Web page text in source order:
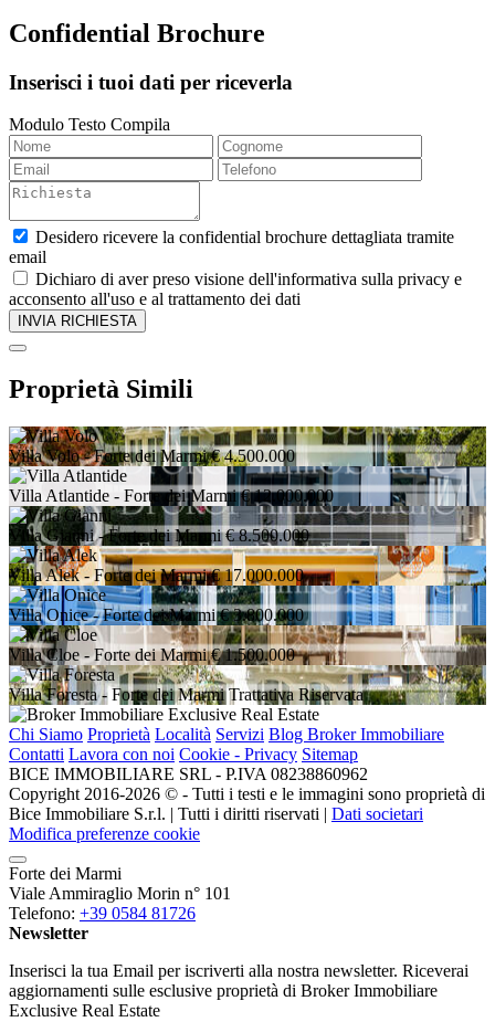
Confidential Brochure
Inserisci i tuoi dati per riceverla
Modulo Testo Compila
Desidero ricevere la confidential brochure dettagliata tramite
email
Dichiaro di aver preso visione dell'informativa sulla privacy e
acconsento all'uso e al trattamento dei dati
Proprietà Simili
Villa Volo- Forte dei Marmi € 4.500.000
Villa Atlantide - Forte dei Marmi € 12.000.000
Villa Gianni- Forte dei Marmi € 8.500.000
Villa Alek- Forte dei Marmi € 17.000.000
Villa Onice- Forte dei Marmi € 3.800.000
Villa Cloe- Forte dei Marmi € 1.500.000
Villa Foresta- Forte dei Marmi Trattativa Riservata
Chi Siamo Proprietà Località Servizi Blog Broker Immobiliare
Contatti Lavora con noi Cookie - Privacy Sitemap
BICE IMMOBILIARE SRL - P.IVA 08238860962
Copyright 2016-2026 ©️ - Tutti i testi e le immagini sono proprietà di
Bice Immobiliare S.r.l. | Tutti i diritti riservati | Dati societari
Modifica preferenze cookie
Forte dei Marmi
Viale Ammiraglio Morin n° 101
Telefono: +39 0584 81726
Newsletter
Inserisci la tua Email per iscriverti alla nostra newsletter. Riceverai
aggiornamenti sulle esclusive proprietà di Broker Immobiliare
Exclusive Real Estate